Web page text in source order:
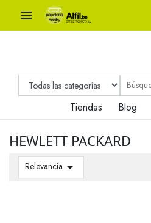

Tiendas Blog
HEWLETT PACKARD
Relevancia 